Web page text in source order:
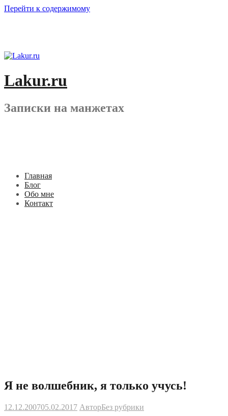
Перейти к содержимому
Lakur.ru
Записки на манжетах
Главная
Блог
Обо мне
Контакт
Я не волшебник, я только учусь!
12.12.200705.02.2017 АвторБез рубрики